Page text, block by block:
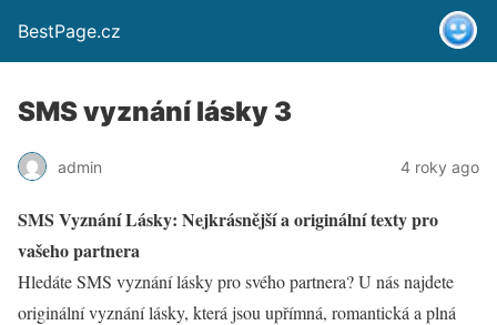
BestPage.cz
SMS vyznání lásky 3
admin 4 roky ago
SMS Vyznání Lásky: Nejkrásnější a originální texty pro
vašeho partnera
Hledáte SMS vyznání lásky pro svého partnera? U nás najdete
originální vyznání lásky, která jsou upřímná, romantická a plná